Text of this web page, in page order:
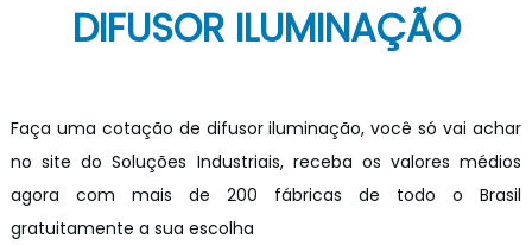
DIFUSOR ILUMINAÇÃO
Faça uma cotação de difusor iluminação, você só vai achar
no site do Soluções Industriais, receba os valores médios
agora com mais de 200 fábricas de todo o Brasil
gratuitamente a sua escolha